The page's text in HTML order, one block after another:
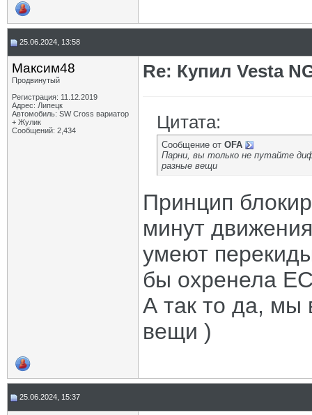
25.06.2024, 13:58
Максим48
Продвинутый
Регистрация: 11.12.2019
Адрес: Липецк
Автомобиль: SW Cross вариатор
+ Жулик
Сообщений: 2,434
Re: Купил Vesta
Цитата:
Сообщение от OFA
Парни, вы только не путайте
разные вещи
Принцип
минут
умеют
бы охренела
А так то да, мы
вещи )
25.06.2024, 15:37